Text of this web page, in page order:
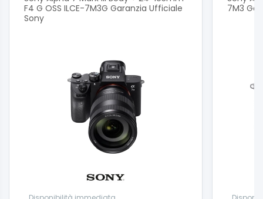
F4 G OSS ILCE-7M3G Garanzia Ufficiale
Sony
7M3